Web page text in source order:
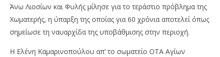
Άνω Λιοσίων και Φυλής μίλησε για το τεράστιο πρόβλημα της
Χωματερής, η ύπαρξη της οποίας για 60 χρόνια αποτελεί όπως
σημείωσε τη ναυαρχίδα της υποβάθμισης στην περιοχή.
Η Ελένη Καμαρινοπούλου απ’ το σωματείο ΟΤΑ Αγίων